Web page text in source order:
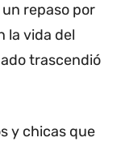
repaso por
la vida del
trascendió
y chicas que